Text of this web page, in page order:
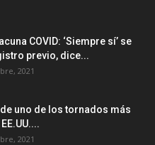
COVID: ‘Siempre sí’ se
previo, dice...
2021
uno de los tornados más
2021